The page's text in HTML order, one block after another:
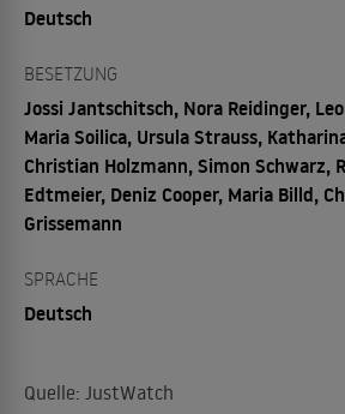
Deutsch
BESETZUNG
Jossi Jantschitsch, Nora Reidinger,
Maria Soilica, Ursula Strauss,
Christian Holzmann, Simon Schwarz,
Edtmeier, Deniz Cooper, Maria Billd,
Grissemann
SPRACHE
Deutsch
Quelle: JustWatch